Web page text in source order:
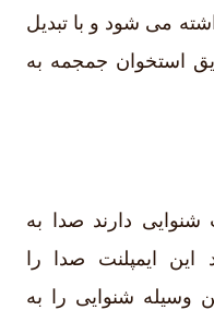
می شود و با تبدیل
استخوان جمجمه به
دارند صدا به
ایمپلنت صدا را
وسیله شنوایی را به